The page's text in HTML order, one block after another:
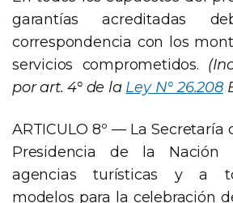
garantías acreditadas
correspondencia con los
servicios comprometidos.
por art. 4° de la Ley N° 26.208
ARTICULO 8º — La Secretaría
Presidencia de la Nación
agencias turísticas y a
modelos para la celebración